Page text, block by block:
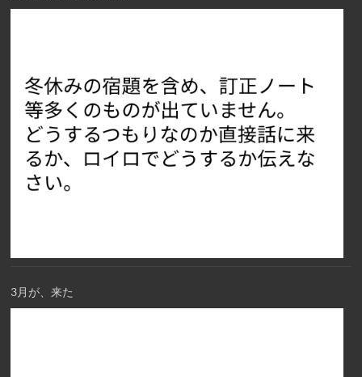
3月が、来た